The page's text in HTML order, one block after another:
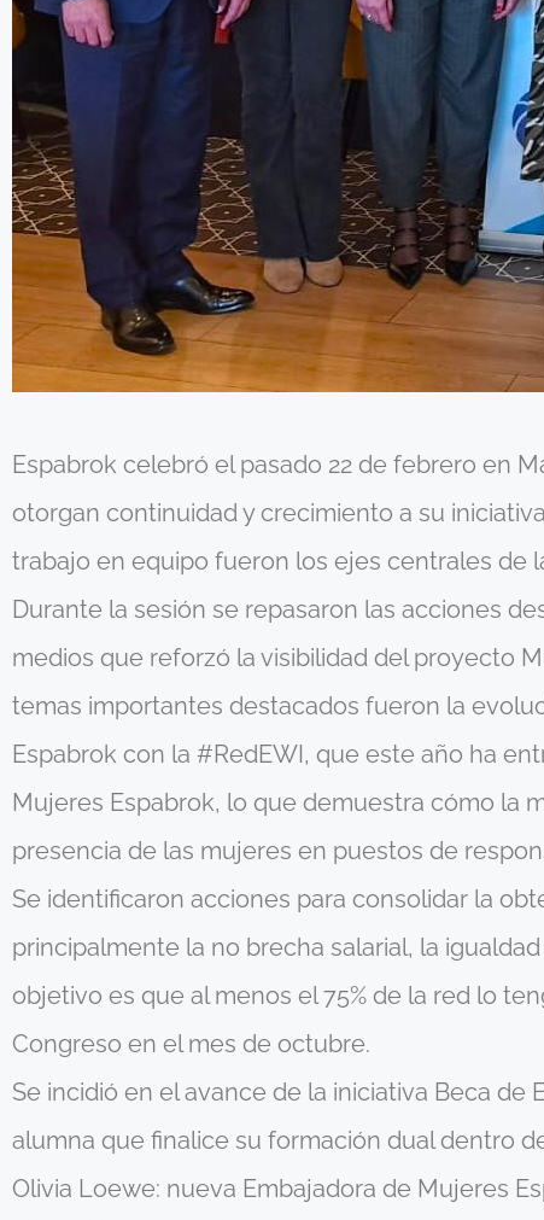
Espabrok celebró el pasado 22 de febrero en
otorgan continuidad y crecimiento a su
trabajo en equipo fueron los ejes centrales de
Durante la sesión se repasaron las acciones
medios que reforzó la visibilidad del proyecto
temas importantes destacados fueron la
Espabrok con la #RedEWI, que este año ha
Mujeres Espabrok, lo que demuestra cómo la
presencia de las mujeres en puestos de
Se identificaron acciones para consolidar la
principalmente la no brecha salarial, la
objetivo es que al menos el 75% de la red lo
Congreso en el mes de octubre.
Se incidió en el avance de la iniciativa Beca
alumna que finalice su formación dual dentro
Olivia Loewe: nueva Embajadora de Mujeres